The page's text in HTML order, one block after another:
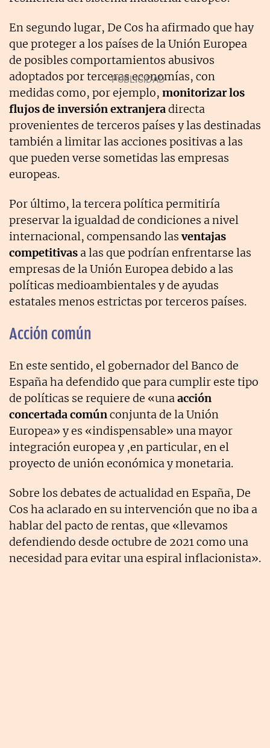
En segundo lugar, De Cos ha afirmado que hay
que proteger a los países de la Unión Europea
de posibles comportamientos abusivos
adoptados por terceras economías, con
medidas como, por ejemplo, monitorizar los
flujos de inversión extranjeradirecta
provenientes de terceros países y las destinadas
también a limitar las acciones positivas a las
que pueden verse sometidas las empresas
europeas.
Por último, la tercera política permitiría
preservar la igualdad de condiciones a nivel
internacional, compensando lasventajas
competitivas a las que podrían enfrentarse las
empresas de la Unión Europea debido a las
políticas medioambientales y de ayudas
estatales menos estrictas por terceros países.
Acción común
En este sentido, el gobernador del Banco de
España ha defendido que para cumplir este tipo
de políticas se requiere de «unaacción
concertada comúnconjunta de la Unión
Europea» y es «indispensable» una mayor
integración europea y ,en particular, en el
proyecto de unión económica y monetaria.
Sobre los debates de actualidad en España, De
Cos ha aclarado en su intervención que no iba a
hablar del pacto de rentas, que «llevamos
defendiendo desde octubre de 2021 como una
necesidad para evitar una espiral inflacionista».